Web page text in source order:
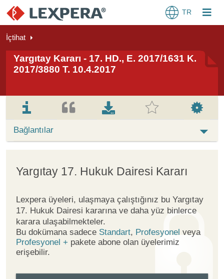
TR
İçtihat
Yargıtay Kararı - 17. HD., E. 2017/1631 K.
2017/3880 T. 10.4.2017
Bağlantılar
Yargıtay 17. Hukuk Dairesi Kararı
Lexpera üyeleri, ulaşmaya çalıştığınız bu Yargıtay
17. Hukuk Dairesi kararına ve daha yüz binlerce
karara ulaşabilmekteler.
Bu dokümana sadece Standart, Profesyonel veya
Profesyonel + pakete abone olan üyelerimiz
erişebilir.